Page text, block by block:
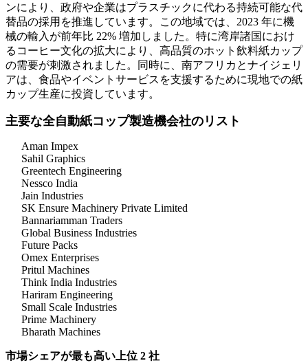
ンにより、政府や企業はプラスチックに代わる持続可能な代
替品の採用を推進しています。この地域では、2023 年に機
械の輸入が前年比 22% 増加しました。特に湾岸諸国におけ
るコーヒー文化の拡大により、高品質のホット飲料紙カップ
の需要が刺激されました。同時に、南アフリカとナイジェリ
アは、食品やイベントサービスを支援するために現地での紙
カップ生産に投資しています。
主要な全自動紙コップ製造機会社のリスト
Aman Impex
Sahil Graphics
Greentech Engineering
Nessco India
Jain Industries
SK Ensure Machinery Private Limited
Bannariamman Traders
Global Business Industries
Future Packs
Omex Enterprises
Pritul Machines
Think India Industries
Hariram Engineering
Small Scale Industries
Prime Machinery
Bharath Machines
市場シェアが最も高い上位 2 社